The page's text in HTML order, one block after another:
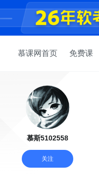
慕课网首页 免费课
慕斯5102558
关注